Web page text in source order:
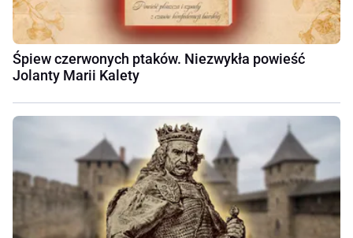
Śpiew czerwonych ptaków. Niezwykła powieść
Jolanty Marii Kalety